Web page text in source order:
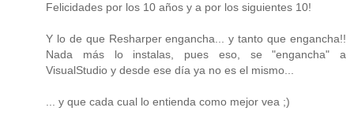
Felicidades por los 10 años y a por los siguientes 10!
Y lo de que Resharper engancha... y tanto que engancha!!
Nada más lo instalas, pues eso, se "engancha" a
VisualStudio y desde ese día ya no es el mismo...
... y que cada cual lo entienda como mejor vea ;)